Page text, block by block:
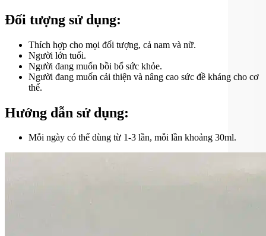
Đối tượng sử dụng:
Thích hợp cho mọi đối tượng, cả nam và nữ.
Người lớn tuổi.
Người đang muốn bồi bổ sức khỏe.
Người đang muốn cải thiện và nâng cao sức đề kháng cho cơ
thể.
Hướng dẫn sử dụng:
Mỗi ngày có thể dùng từ 1-3 lần, mỗi lần khoảng 30ml.